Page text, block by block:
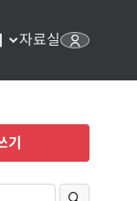
자료실
기